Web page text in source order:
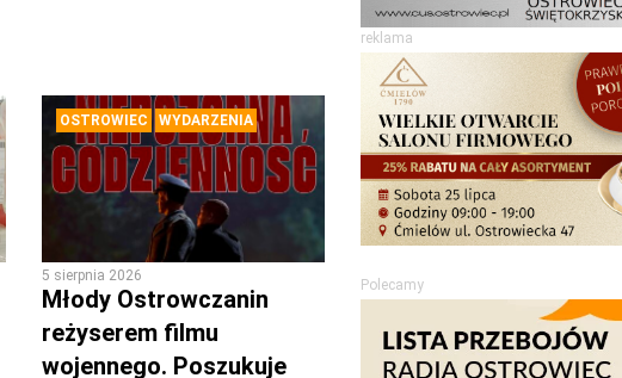
OSTROWIEC WYDARZENIA
5 sierpnia 2026
Młody Ostrowczanin
reżyserem filmu
wojennego. Poszukuje
reklama
Polecamy